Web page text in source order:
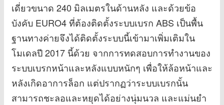
เดี่ยวขนาด 240 มิลเมตรในด้านหลัง และด้วยข้อ
บังคับ EURO4 ที่ต้องติดตั้งระบบเบรก ABS เป็นพื้น
ฐานทางค่ายจึงได้ติดตั้งระบบนี้เข้ามาเพิ่มเติมใน
โมเดลปี 2017 นี้ด้วย จากการทดสอบการทำงานของ
ระบบเบรกหน้าและหลังแบบหนักๆ เพื่อให้ล้อหน้าและ
หลังเกิดอาการล็อก แต่ปรากฏว่าระบบเบรกนั้น
สามารถชะลอและหยุดได้อย่างนุ่มนวล และแม่นยำ